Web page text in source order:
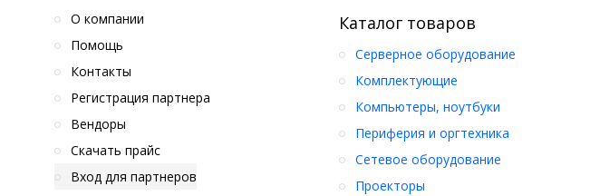
О компании
Помощь
Контакты
Регистрация партнера
Вендоры
Скачать прайс
Вход для партнеров
Каталог товаров
Серверное оборудование
Комплектующие
Компьютеры, ноутбуки
Периферия и оргтехника
Сетевое оборудование
Проекторы